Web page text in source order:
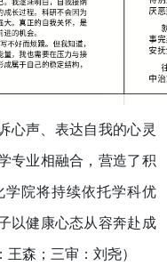
心声、表达自我的心灵
专业相融合，营造了积
院将持续依托学科优
以健康心态从容奔赴成
王森；三审：刘尧）